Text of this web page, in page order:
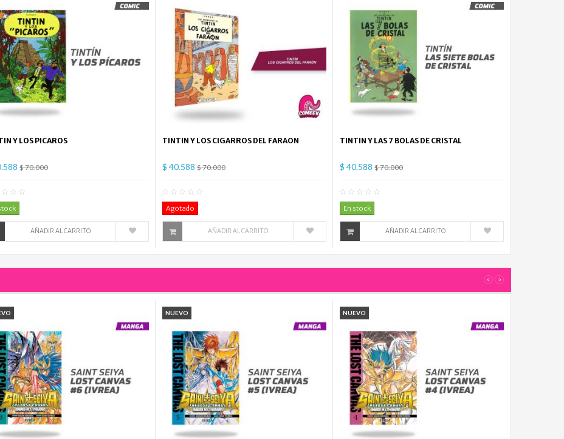
Y LOS PICAROS
$ 70.000
AÑADIR AL CARRITO
TINTIN Y LOS CIGARROS DEL FARAON
$ 40.588 $ 70.000
Agotado
AÑADIR AL CARRITO
TINTIN Y LAS 7 BOLAS DE CRISTAL
$ 40.588 $ 70.000
En stock
AÑADIR AL CARRITO
‹ ›
NUEVO NUEVO